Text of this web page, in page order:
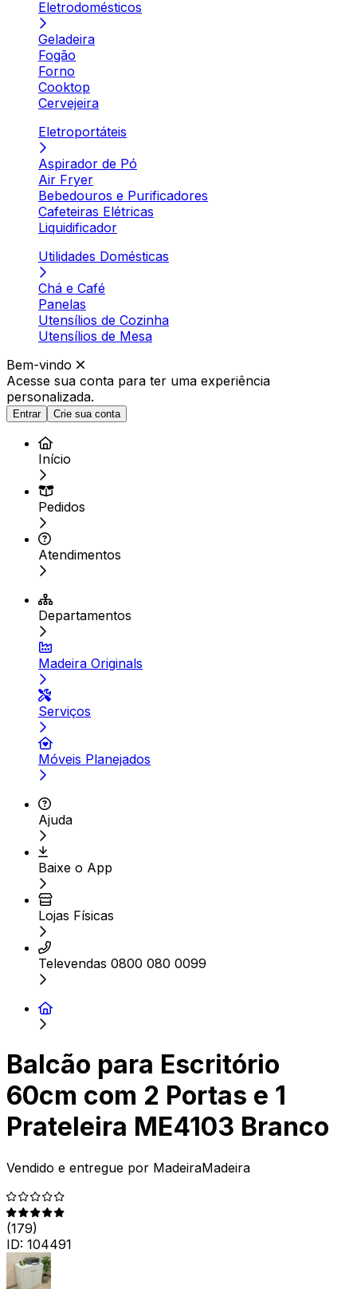
Eletrodomésticos
Geladeira
Fogão
Forno
Cooktop
Cervejeira
Eletroportáteis
Aspirador de Pó
Air Fryer
Bebedouros e Purificadores
Cafeteiras Elétricas
Liquidificador
Utilidades Domésticas
Chá e Café
Panelas
Utensílios de Cozinha
Utensílios de Mesa
Bem-vindo
Acesse sua conta para ter uma experiência
personalizada.
Entrar Crie sua conta
Início
Pedidos
Atendimentos
Departamentos
Madeira Originals
Serviços
Móveis Planejados
Ajuda
Baixe o App
Lojas Físicas
Televendas 0800 080 0099
Balcão para Escritório
60cm com 2 Portas e 1
Prateleira ME4103 Branco
Vendido e entregue por MadeiraMadeira
(179)
ID: 104491